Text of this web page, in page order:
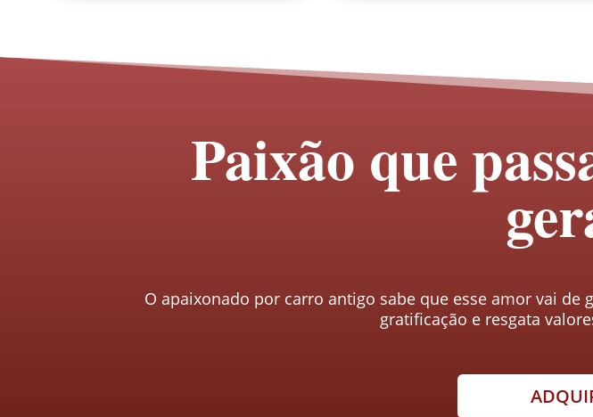
Paixão que
O apaixonado por carro antigo sabe que esse amor vai
gratificação e resgata